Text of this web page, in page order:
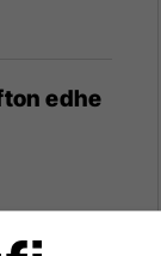
edhe